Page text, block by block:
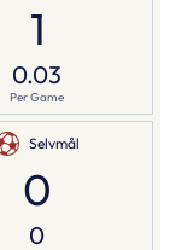
1
0.03
Per Game
Selvmål
0
0